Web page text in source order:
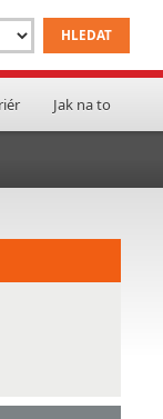
Jak na to